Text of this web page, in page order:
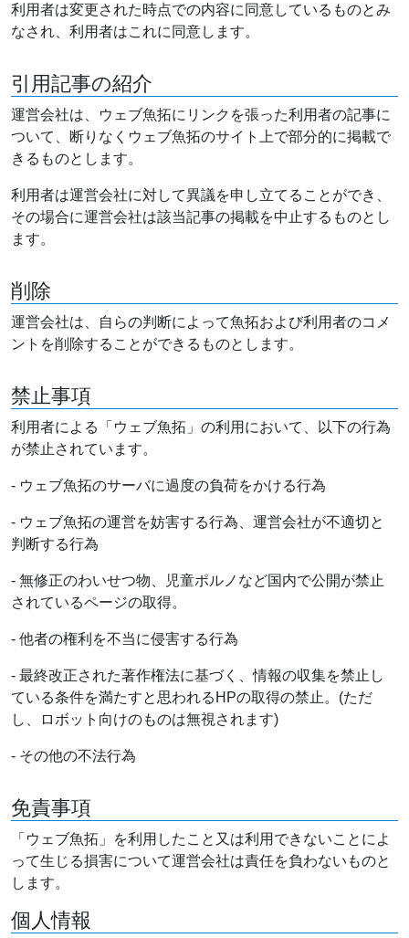
利用者は変更された時点での内容に同意しているものとみ
なされ、利用者はこれに同意します。
引用記事の紹介
運営会社は、ウェブ魚拓にリンクを張った利用者の記事に
ついて、断りなくウェブ魚拓のサイト上で部分的に掲載で
きるものとします。
利用者は運営会社に対して異議を申し立てることができ、
その場合に運営会社は該当記事の掲載を中止するものとし
ます。
削除
運営会社は、自らの判断によって魚拓および利用者のコメ
ントを削除することができるものとします。
禁止事項
利用者による「ウェブ魚拓」の利用において、以下の行為
が禁止されています。
- ウェブ魚拓のサーバに過度の負荷をかける行為
- ウェブ魚拓の運営を妨害する行為、運営会社が不適切と
判断する行為
- 無修正のわいせつ物、児童ポルノなど国内で公開が禁止
されているページの取得。
- 他者の権利を不当に侵害する行為
- 最終改正された著作権法に基づく、情報の収集を禁止し
ている条件を満たすと思われるHPの取得の禁止。(ただ
し、ロボット向けのものは無視されます)
- その他の不法行為
免責事項
「ウェブ魚拓」を利用したこと又は利用できないことによ
って生じる損害について運営会社は責任を負わないものと
します。
個人情報